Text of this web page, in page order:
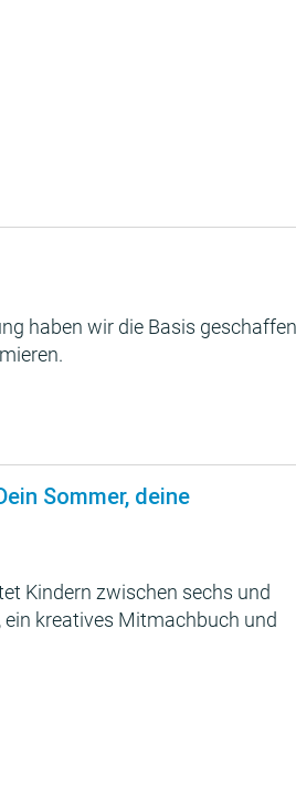
haben wir die Basis
Sommer, deine
Kindern zwischen sechs und
kreatives Mitmachbuch und